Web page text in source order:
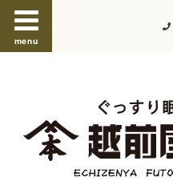
menu